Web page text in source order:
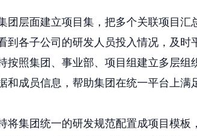
团层面建立项目集，把多个关联项目汇
各子公司的研发人员投入情况，及时
按照集团、事业部、项目组建立多层组
和成员信息，帮助集团在统一平台上满
将集团统一的研发规范配置成项目模板